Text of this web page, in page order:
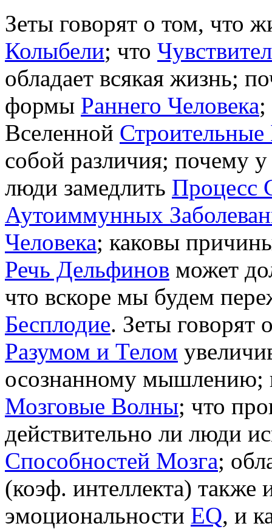
Зеты говорят о том, что
Колыбели; что
обладает всякая жизнь;
формы Раннего Человека;
Вселенной
собой различия; почему
люди замедлить Процесс
Аутоиммунных
Человека; каковы
Речь Дельфинов может
что вскоре мы будем
Бесплодие. Зеты говорят
Разумом и Телом
осознанному
Мозговые Волны; что
действительно ли люди
Способностей Мозга;
(коэф. интеллекта)
эмоциональности EQ, и